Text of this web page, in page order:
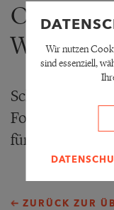
Optisch
Schmackhaftes
Form von
für das
ZURÜCK ZUR
Wir nutzen
sind essenziell,